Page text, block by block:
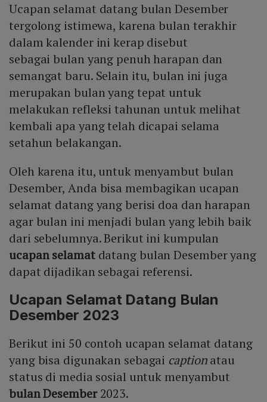
Mute
Ucapan selamat datang bulan Desember
tergolong istimewa, karena bulan terakhir
dalam kalender ini kerap disebut
sebagai bulan yang penuh harapan dan
semangat baru. Selain itu, bulan ini juga
merupakan bulan yang tepat untuk
melakukan refleksi tahunan untuk melihat
kembali apa yang telah dicapai selama
setahun belakangan.
Oleh karena itu, untuk menyambut bulan
Desember, Anda bisa membagikan ucapan
selamat datang yang berisi doa dan harapan
agar bulan ini menjadi bulan yang lebih baik
dari sebelumnya. Berikut ini kumpulan
ucapan selamatdatang bulan Desember yang
dapat dijadikan sebagai referensi.
Ucapan Selamat Datang Bulan
Desember 2023
Berikut ini 50 contoh ucapan selamat datang
yang bisa digunakan sebagai captionatau
status di media sosial untuk menyambut
bulan Desember2023.